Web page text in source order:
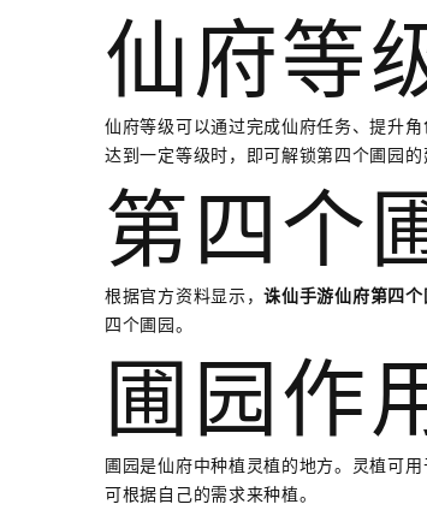
仙府等
仙府等级可以通过完成仙府任务、提升
达到一定等级时，即可解锁第四个圃园的
第四个
根据官方资料显示，诛仙手游仙府第四
四个圃园。
圃园作
圃园是仙府中种植灵植的地方。灵植可
可根据自己的需求来种植。